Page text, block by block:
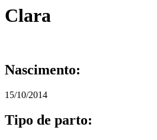
Clara
Nascimento:
15/10/2014
Tipo de parto: